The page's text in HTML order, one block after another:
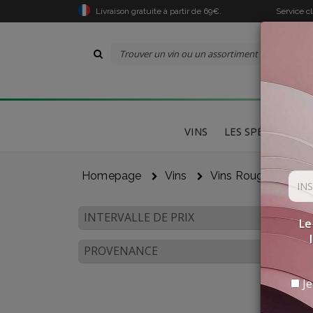
Livraison gratuite à partir de 69€. Service
VINS LES SPÉCIALITÉS
Homepage Vins Vins Rouges
INTERVALLE DE PRIX
PROVENANCE